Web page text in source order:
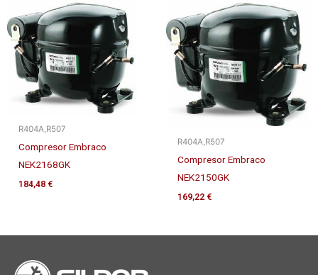
R404A,R507
Compresor Embraco
NEK2168GK
184,48 €
R404A,R507
Compresor Embraco
NEK2150GK
169,22 €